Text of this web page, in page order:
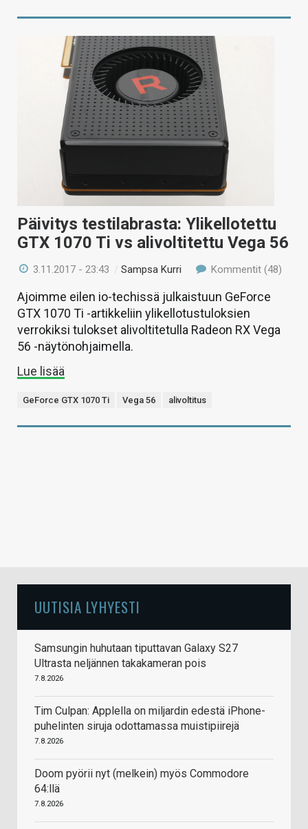
Päivitys testilabrasta: Ylikellotettu
GTX 1070 Ti vs alivoltitettu Vega 56
3.11.2017 - 23:43 /Sampsa Kurri Kommentit (48)
Ajoimme eilen io-techissä julkaistuun GeForce
GTX 1070 Ti -artikkeliin ylikellotustuloksien
verrokiksi tulokset alivoltitetulla Radeon RX Vega
56 -näytönohjaimella.
Lue lisää
GeForce GTX 1070 Ti Vega 56 alivoltitus
UUTISIA LYHYESTI
Samsungin huhutaan tiputtavan Galaxy S27
Ultrasta neljännen takakameran pois
7.8.2026
Tim Culpan: Applella on miljardin edestä iPhone-
puhelinten siruja odottamassa muistipiirejä
7.8.2026
Doom pyörii nyt (melkein) myös Commodore
64:llä
7.8.2026